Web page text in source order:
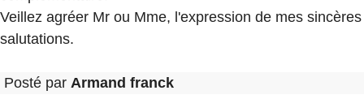
Veillez agréer Mr ou Mme, l'expression de mes sincères
salutations.
Posté par Armand franck